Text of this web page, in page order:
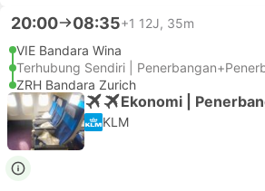
20:00 08:35+1 12J, 35m
VIE Bandara Wina
Terhubung Sendiri |
ZRH Bandara Zurich
Ekonomi |
KLM